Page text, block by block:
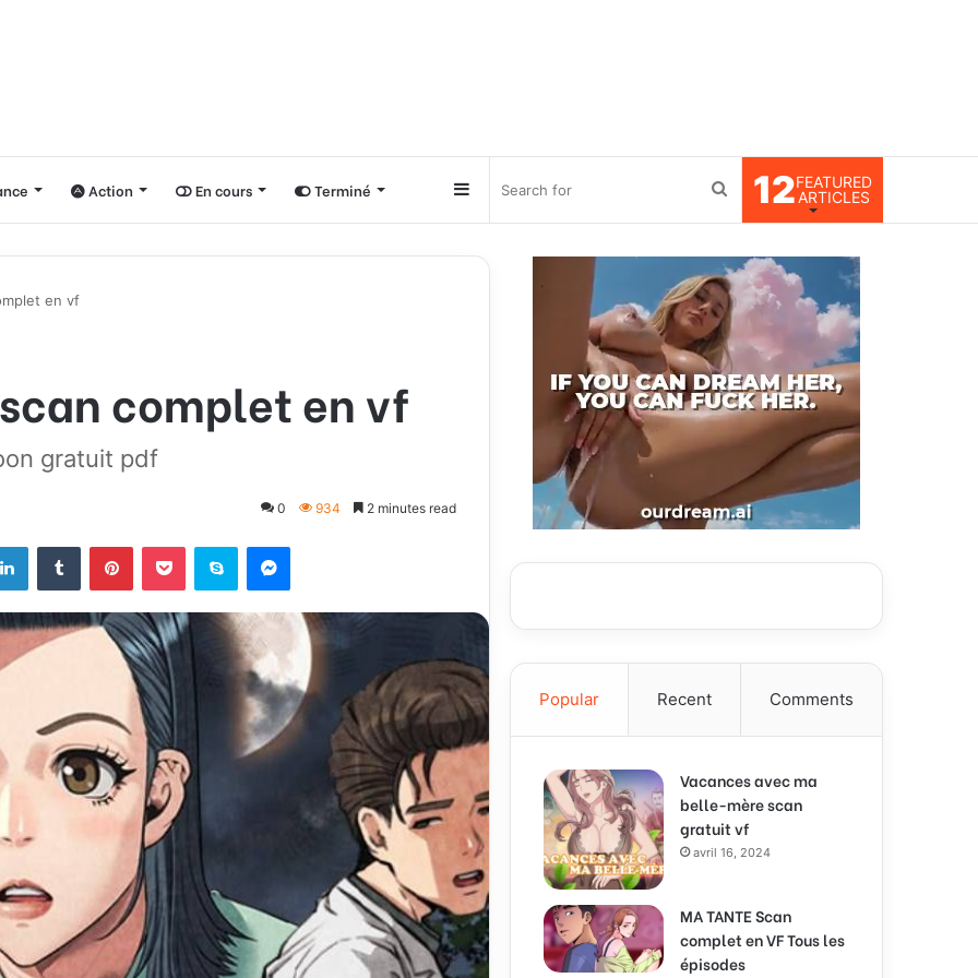
Action En cours Terminé 12FEATURED
ARTICLES
Search
for
Sidebar
en vf
complet en vf
gratuit pdf
0 934 2 minutes read
Popular Recent Comments
Vacances avec ma
belle-mère scan
gratuit vf
avril 16, 2024
MA TANTE Scan
complet en VF Tous les
épisodes